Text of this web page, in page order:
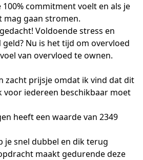
100% commitment voelt en als je
mag gaan stromen.
Voldoende stress en
Nu is het tijd om overvloed
van overvloed te ownen.
zacht prijsje omdat ik vind dat dit
iedereen beschikbaar moet
heeft een waarde van 2349
je snel dubbel en dik terug
maakt gedurende deze